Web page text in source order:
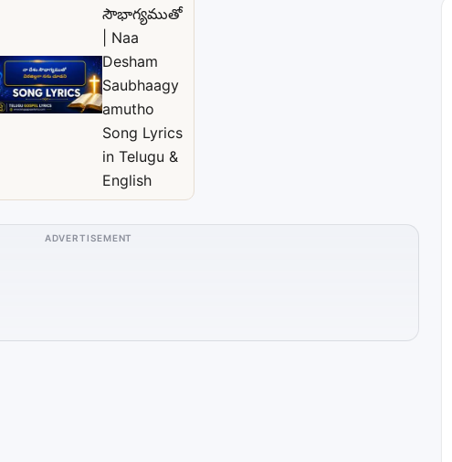
సౌభాగ్యముతో
| Naa
Desham
Saubhaagy
amutho
Song Lyrics
in Telugu &
English
ADVERTISEMENT